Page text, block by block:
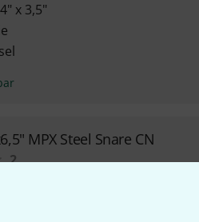
x 3,5"
MPX Steel Snare CN
2